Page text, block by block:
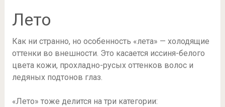
Лето
Как ни странно, но особенность «лета» — холодящие
оттенки во внешности. Это касается иссиня-белого
цвета кожи, прохладно-русых оттенков волос и
ледяных подтонов глаз.
«Лето» тоже делится на три категории: